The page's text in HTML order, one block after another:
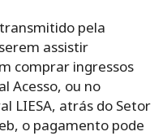
pela
assistir
comprar ingressos
Acesso, ou no
LIESA, atrás do Setor
o pagamento pode